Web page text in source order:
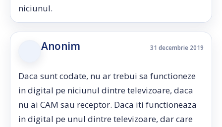
niciunul.
Anonim 31 decembrie 2019
Daca sunt codate, nu ar trebui sa functioneze
in digital pe niciunul dintre televizoare, daca
nu ai CAM sau receptor. Daca iti functioneaza
in digital pe unul dintre televizoare, dar care